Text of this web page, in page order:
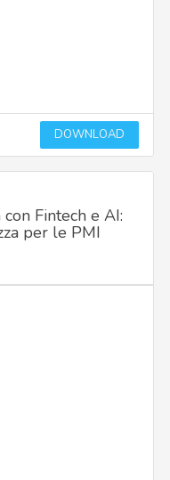
DOWNLOAD
Fintech e AI:
per le PMI